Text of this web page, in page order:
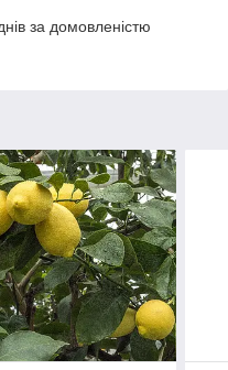
за домовленістю